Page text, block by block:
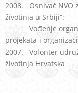
2008. Osnivač NVO
životinja u Srbiji“:
Vođenje
projekata i
2007. Volonter
životinja Hrvatska